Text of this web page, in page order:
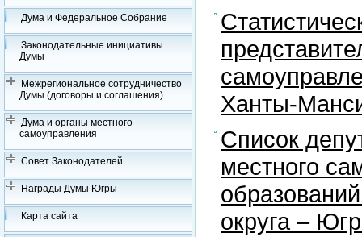
Дума и Федеральное Собрание
Законодательные инициативы
Думы
Межрегиональное сотрудничество
Думы (договоры и соглашения)
Дума и органы местного
самоуправления
Совет Законодателей
Награды Думы Югры
Карта сайта
Ханты-
Список
местного
округа –